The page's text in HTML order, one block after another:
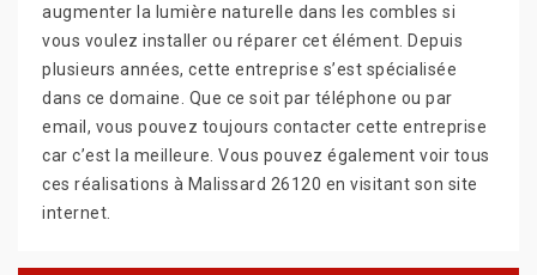
augmenter la lumière naturelle dans les combles si
vous voulez installer ou réparer cet élément. Depuis
plusieurs années, cette entreprise s’est spécialisée
dans ce domaine. Que ce soit par téléphone ou par
email, vous pouvez toujours contacter cette entreprise
car c’est la meilleure. Vous pouvez également voir tous
ces réalisations à Malissard 26120 en visitant son site
internet.